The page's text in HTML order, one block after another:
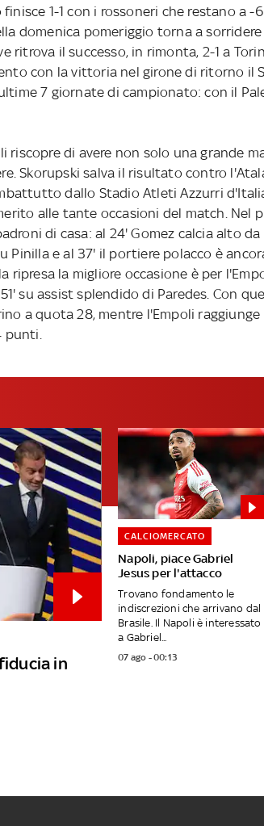
finisce 1-1 con i rossoneri che restano a -
domenica pomeriggio torna a sorridere
il successo, in rimonta, 2-1 a
con la vittoria nel girone di ritorno il
7 giornate di campionato: con il
riscopre di avere non solo una grande
Skorupski salva il risultato contro
dallo Stadio Atleti Azzurri
alle tante occasioni del match. Nel
di casa: al 24' Gomez calcia alto
Pinilla e al 37' il portiere polacco è
ripresa la migliore occasione è per
su assist splendido di Paredes. Con
a quota 28, mentre l'Empoli raggiunge
punti.
in
Napoli, piace Gabriel
Jesus per l'attacco
CALCIOMERCATO
Trovano fondamento le
indiscrezioni che arrivano dal
Brasile. Il Napoli è interessato
a Gabriel...
07 ago - 00:13